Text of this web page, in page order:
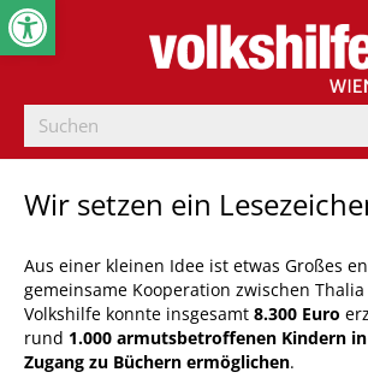
Wir setzen ein
Aus einer kleinen Idee ist etwas Großes
gemeinsame Kooperation zwischen
Volkshilfe konnte insgesamt 8.300 Euro
rund 1.000 armutsbetroffenen Kindern
Zugang zu Büchern ermöglichen.